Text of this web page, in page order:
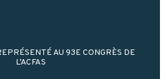
AU 93E CONGRÈS DE
L’ACFAS